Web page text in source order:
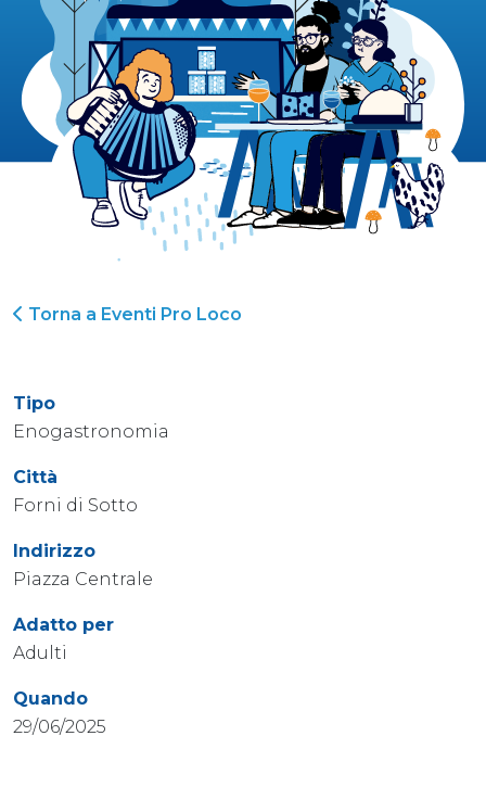
Torna a Eventi Pro Loco
Tipo
Enogastronomia
Città
Forni di Sotto
Indirizzo
Piazza Centrale
Adatto per
Adulti
Quando
29/06/2025